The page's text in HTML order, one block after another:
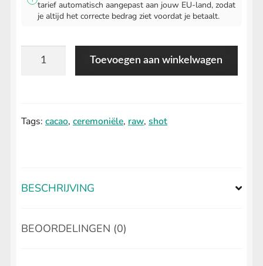
RAW Cacao Powder
Raw Cacao Beans
Full Spectrum Extract
Black Maca
tarief automatisch aangepast aan jouw EU-land, zodat
je altijd het correcte bedrag ziet voordat je betaalt.
Cacao
Toevoegen aan winkelwagen
Tags: cacao, ceremoniële, raw, shot
BESCHRIJVING
BEOORDELINGEN (0)